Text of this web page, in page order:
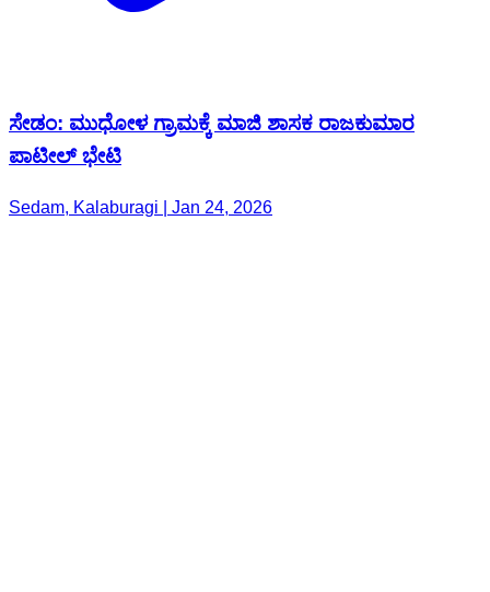
ಸೇಡಂ: ಮುಧೋಳ ಗ್ರಾಮಕ್ಕೆ ಮಾಜಿ ಶಾಸಕ ರಾಜಕುಮಾರ
ಪಾಟೀಲ್ ಭೇಟಿ
Sedam, Kalaburagi | Jan 24, 2026